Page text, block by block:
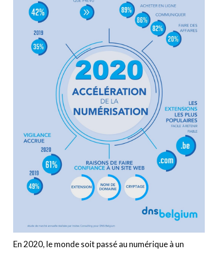
En 2020, le monde soit passé au numérique à un